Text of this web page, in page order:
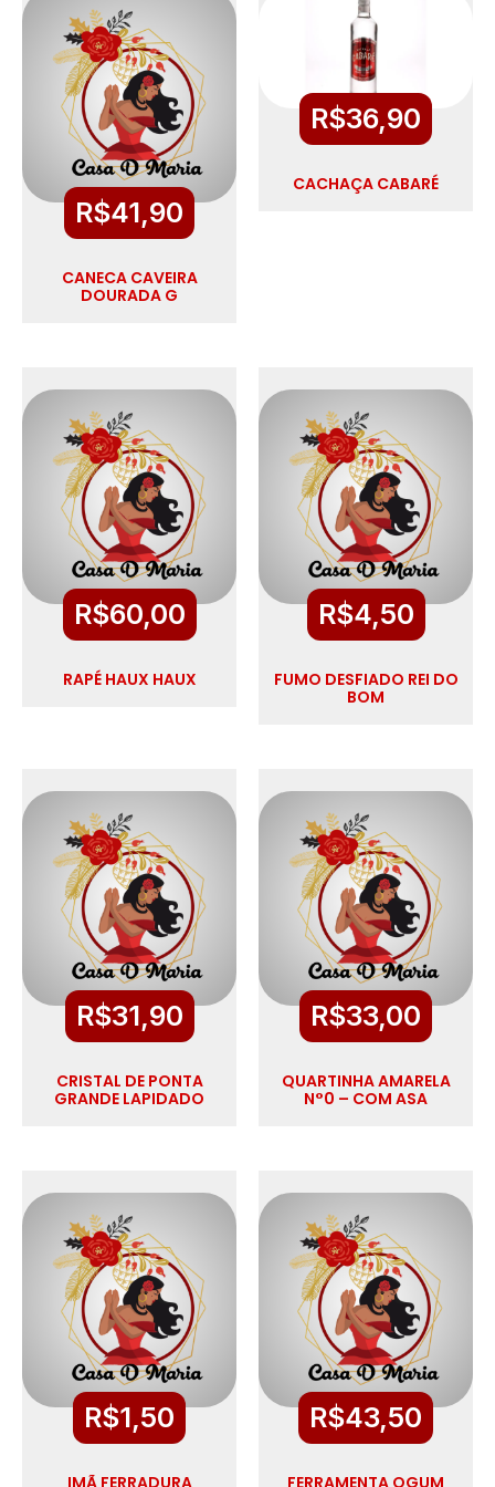
R$41,90
CANECA CAVEIRA
DOURADA G
R$36,90
CACHAÇA CABARÉ
R$60,00
RAPÉ HAUX HAUX
R$4,50
FUMO DESFIADO REI DO
BOM
R$31,90
CRISTAL DE PONTA
GRANDE LAPIDADO
R$33,00
QUARTINHA AMARELA
N°0 – COM ASA
R$1,50
IMÃ FERRADURA
R$43,50
FERRAMENTA OGUM